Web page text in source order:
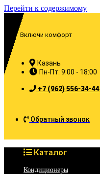
Перейти к содержимому
Включи комфорт
Казань
Пн-Пт: 9:00 - 18:00
+7 (962) 556-34-44
Обратный звонок
Каталог
Кондиционеры